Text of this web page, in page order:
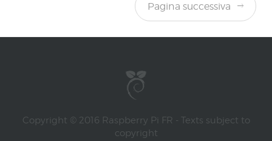
Pagina successiva
Copyright © 2016 Raspberry Pi FR - Texts subject to
copyright